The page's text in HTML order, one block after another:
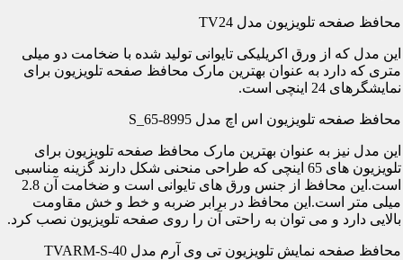
محافظ صفحه تلویزیون مدل TV24
این مدل که از ورق اکریلیکی تایوانی تولید شده با ضخامت دو میلی
متری که دارد به عنوان بهترین مارک محافظ صفحه تلویزیون برای
نمایشگرهای 24 اینچی است.
محافظ صفحه تلویزیون اس اچ مدل S_65-8995
این مدل نیز به عنوان بهترین مارک محافظ صفحه تلویزیون برای
تلویزیون های 65 اینچی که طراحی منحنی شکل دارند گزینه مناسبی
است.این محافظ از جنس ورق های تایوانی است و ضخامت آن 2.8
میلی متر است.این محافظ در برابر ضربه و خط و خش مقاومت
بالایی دارد و می توان به راحتی آن را روی صفحه تلویزیون نصب کرد.
محافظ صفحه نمایش تلویزیون تی وی آرم مدل TVARM-S-40